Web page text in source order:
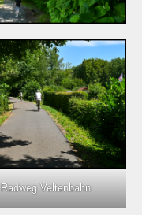
Radweg Veltenbahn